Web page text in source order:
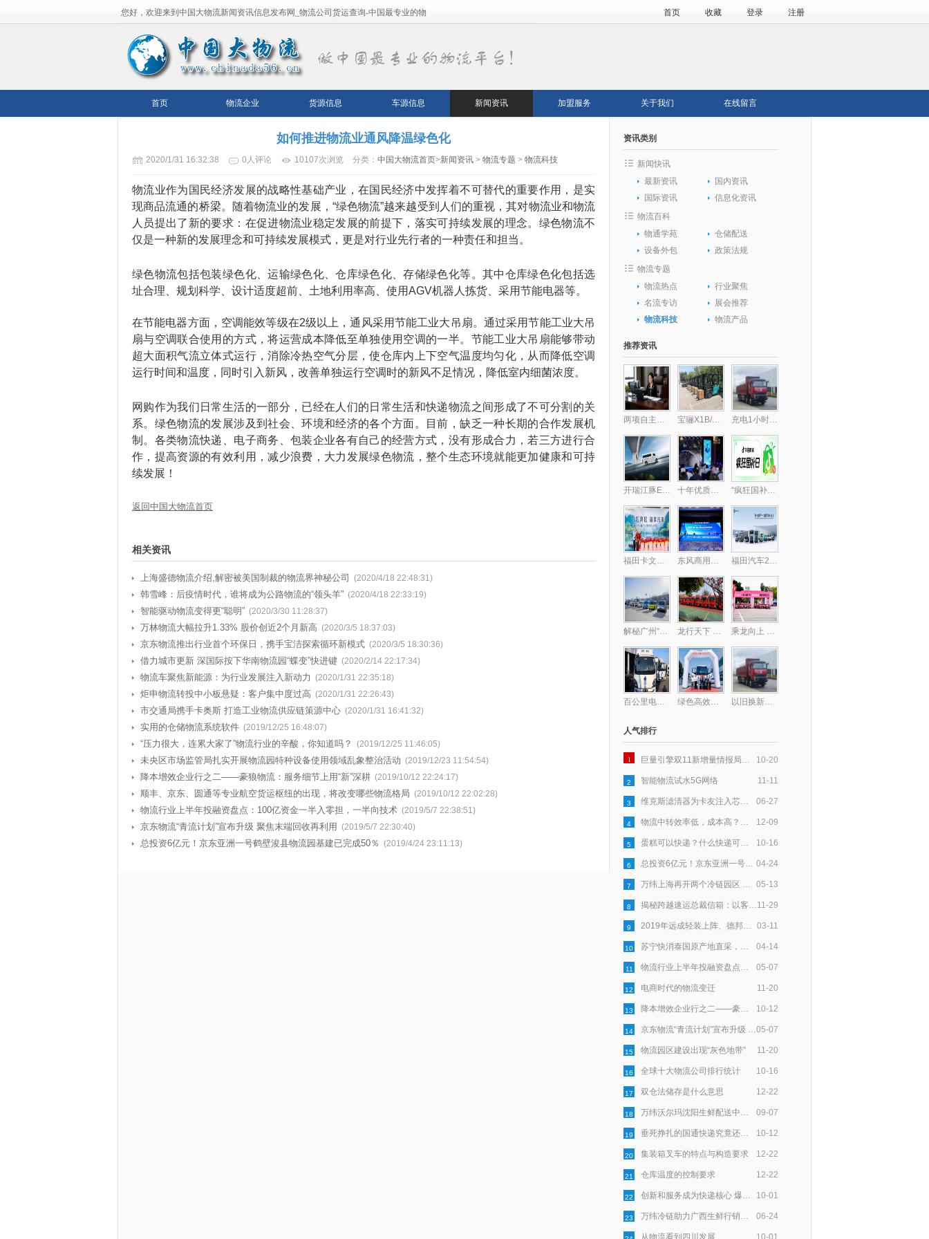
您好，欢迎来到中国大物流新闻资讯信息发布网_物流公司货运查询-中国最专业的物
流平台！
首页 收藏 登录 注册
首页 物流企业 货源信息 车源信息 新闻资讯 加盟服务 关于我们 在线留言
如何推进物流业通风降温绿色化
2020/1/31 16:32:38 0人评论 10107次浏览 分类： 中国大物流首页>新闻资讯 > 物流专题 > 物流科技
物流业作为国民经济发展的战略性基础产业，在国民经济中发挥着不可替代的重要作用，是实
现商品流通的桥梁。随着物流业的发展，“绿色物流”越来越受到人们的重视，其对物流业和物流
人员提出了新的要求：在促进物流业稳定发展的前提下，落实可持续发展的理念。绿色物流不
仅是一种新的发展理念和可持续发展模式，更是对行业先行者的一种责任和担当。
绿色物流包括包装绿色化、运输绿色化、仓库绿色化、存储绿色化等。其中仓库绿色化包括选
址合理、规划科学、设计适度超前、土地利用率高、使用AGV机器人拣货、采用节能电器等。
在节能电器方面，空调能效等级在2级以上，通风采用节能工业大吊扇。通过采用节能工业大吊
扇与空调联合使用的方式，将运营成本降低至单独使用空调的一半。节能工业大吊扇能够带动
超大面积气流立体式运行，消除冷热空气分层，使仓库内上下空气温度均匀化，从而降低空调
运行时间和温度，同时引入新风，改善单独运行空调时的新风不足情况，降低室内细菌浓度。
网购作为我们日常生活的一部分，已经在人们的日常生活和快递物流之间形成了不可分割的关
系。绿色物流的发展涉及到社会、环境和经济的各个方面。目前，缺乏一种长期的合作发展机
制。各类物流快递、电子商务、包装企业各有自己的经营方式，没有形成合力，若三方进行合
作，提高资源的有效利用，减少浪费，大力发展绿色物流，整个生态环境就能更加健康和可持
续发展！
返回中国大物流首页
相关资讯
上海盛德物流介绍,解密被美国制裁的物流界神秘公司 (2020/4/18 22:48:31)
韩雪峰：后疫情时代，谁将成为公路物流的“领头羊” (2020/4/18 22:33:19)
智能驱动物流变得更“聪明” (2020/3/30 11:28:37)
万林物流大幅拉升1.33% 股价创近2个月新高 (2020/3/5 18:37:03)
京东物流推出行业首个环保日，携手宝洁探索循环新模式 (2020/3/5 18:30:36)
借力城市更新 深国际按下华南物流园“蝶变”快进键 (2020/2/14 22:17:34)
物流车聚焦新能源：为行业发展注入新动力 (2020/1/31 22:35:18)
炬申物流转投中小板悬疑：客户集中度过高 (2020/1/31 22:26:43)
市交通局携手卡奥斯 打造工业物流供应链策源中心 (2020/1/31 16:41:32)
实用的仓储物流系统软件 (2019/12/25 16:48:07)
“压力很大，连累大家了”物流行业的辛酸，你知道吗？ (2019/12/25 11:46:05)
未央区市场监管局扎实开展物流园特种设备使用领域乱象整治活动 (2019/12/23 11:54:54)
降本增效企业行之二——豪狼物流：服务细节上用“新”深耕 (2019/10/12 22:24:17)
顺丰、京东、圆通等专业航空货运枢纽的出现，将改变哪些物流格局 (2019/10/12 22:02:28)
物流行业上半年投融资盘点：100亿资金一半入零担，一半向技术 (2019/5/7 22:38:51)
京东物流“青流计划”宣布升级 聚焦末端回收再利用 (2019/5/7 22:30:40)
总投资6亿元！京东亚洲一号鹤壁浚县物流园基建已完成50％ (2019/4/24 23:11:13)
资讯类别
新闻快讯
最新资讯
国内资讯
国际资讯
信息化资讯
物流百科
物通学苑
仓储配送
设备外包
政策法规
物流专题
物流热点
行业聚焦
名流专访
展会推荐
物流科技
物流产品
推荐资讯
两项自主核心技术破局行业痛点 包静引领跨境供应链数字化升级,库存周转效率提升30% 宝骊X1B/X3B批量交付，驱动“中国镁都”物料搬运绿色跃迁 充电1小时畅行300公里，乘龙H7纯电自卸破解里程焦虑
开瑞江豚E5/E7客运版上市，全面升级带来乘用级体验 十年优质乳工程，24小时鲜牛乳以鲜活“质”敬时代 “疯狂国补日”四五月加码再变身？上抖音享国补的背后，耐消行业商家机会来了
福田卡文乐福中山上市，智慧绿流打通珠三角新格局 东风商用车携龙擎3.0动力链强势亮相2025化工物流安全环保发展论坛 福田汽车2025年一季度新能源销量同比大增174.2%，持续领跑新能源市场
解秘广州“钻石型”顶层物流网络的最后一块拼图——广州东部公铁联运枢纽 龙行天下 以客为先丨龙擎动力爆单130台！助力钢铁物流提质增效 乘龙向上 共赴星海，乘龙跑团2025柳州马拉松激情开跑
百公里电耗低至31度，乘龙L2V新能源轻卡助卡友钱程似锦 绿色高效双驱动！德铁信可在华部署首批醇氢重卡 以旧换新至高补贴17万！乘龙H7纯电自卸换购正当时
人气排行
10-20
1 巨量引擎双11新增量情报局｜以「货」为核，多效并举让新品打爆更高效
11-11
2 智能物流试水5G网络
06-27
3 维克斯滤清器为卡友注入芯力量，爱心大派送全国盛启
12-09
4 物流中转效率低，成本高？跨越速运以科技赋能，助力产业升级
10-16
5 蛋糕可以快递？什么快递可以寄蛋糕？
04-24
6 总投资6亿元！京东亚洲一号鹤壁浚县物流园基建已完成50％
05-13
7 万纬上海再开两个冷链园区 守护舌尖上的食品安全
11-29
8 揭秘跨越速运总裁信箱：以客户为中心，五年收信6万封
03-11
9 2019年远成轻装上阵、德邦进军大件、安能要“活下去”
04-14
10 苏宁快消泰国原产地直采，智慧物流助力72小时速达
05-07
11 物流行业上半年投融资盘点：100亿资金一半入零担，一半向技术
11-20
12 电商时代的物流变迁
10-12
13 降本增效企业行之二——豪狼物流：服务细节上用“新”深耕
05-07
14 京东物流“青流计划”宣布升级 聚焦末端回收再利用
11-20
15 物流园区建设出现“灰色地带”
10-16
16 全球十大物流公司排行统计
12-22
17 双仓法储存是什么意思
09-07
18 万纬沃尔玛沈阳生鲜配送中心正式开仓
10-12
19 垂死挣扎的国通快递究竟还能撑多久？
12-22
20 集装箱叉车的特点与构造要求
12-22
21 仓库温度的控制要求
10-01
22 创新和服务成为快递核心 爆发式增长带来时代契机
06-24
23 万纬冷链助力广西生鲜行销全国
10-01
从物流看到四川发展